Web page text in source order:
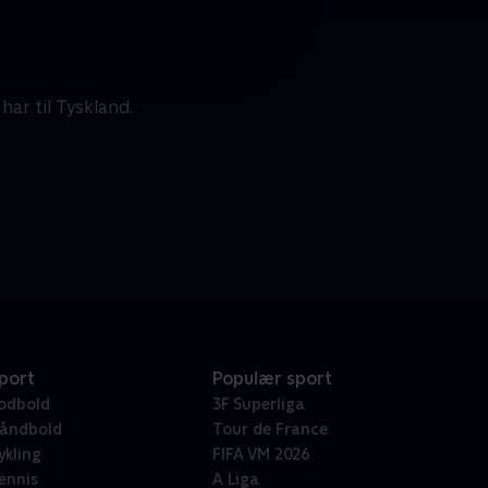
til Tyskland.
Populær sport
3F Superliga
Tour de France
FIFA VM 2026
A Liga